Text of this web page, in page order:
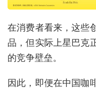
在消费者看来，这些
品，但实际上星巴克
的竞争壁垒。
因此，即便在中国咖